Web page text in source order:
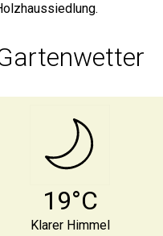
19°C
Klarer Himmel